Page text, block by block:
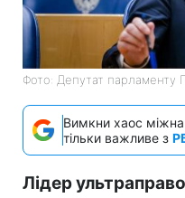
Фото: Депутат парламенту
Вимкни хаос
тільки важливе з
Лідер